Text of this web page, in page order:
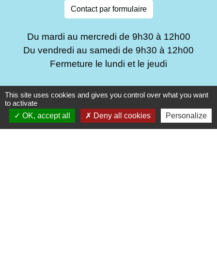
Contact par formulaire
Du mardi au mercredi de 9h30 à 12h00
Du vendredi au samedi de 9h30 à 12h00
Fermeture le lundi et le jeudi
This site uses cookies and gives you control over what you want
to activate
OK, accept all
Deny all cookies Personalize